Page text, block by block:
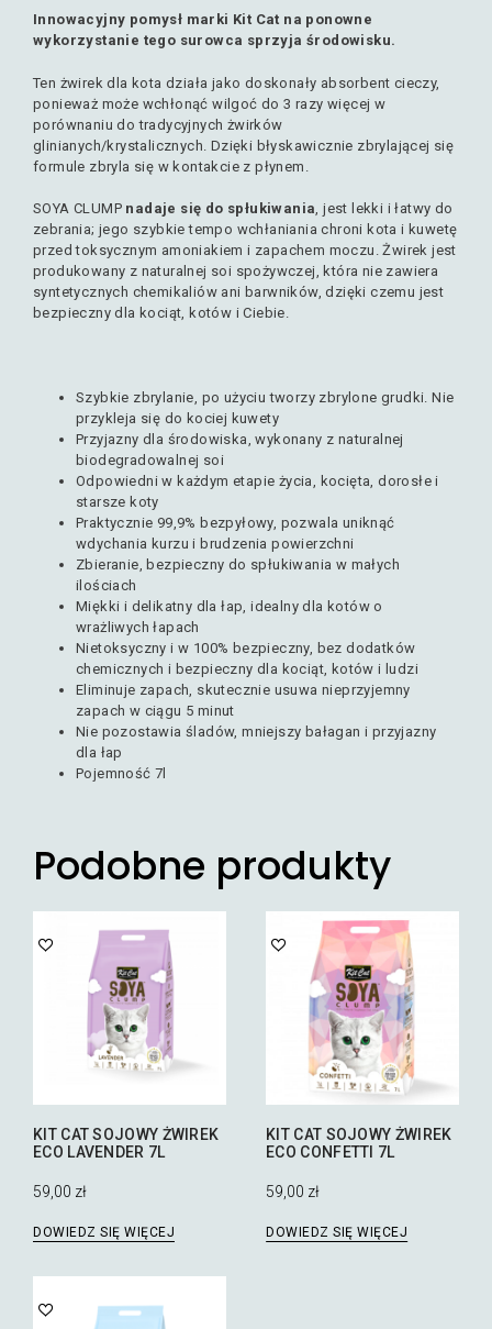
Innowacyjny pomysł marki Kit Cat na ponowne
wykorzystanie tego surowca sprzyja środowisku.
Ten żwirek dla kota działa jako doskonały absorbent cieczy,
ponieważ może wchłonąć wilgoć do 3 razy więcej w
porównaniu do tradycyjnych żwirków
glinianych/krystalicznych. Dzięki błyskawicznie zbrylającej się
formule zbryla się w kontakcie z płynem.
SOYA CLUMP nadaje się do spłukiwania, jest lekki i łatwy do
zebrania; jego szybkie tempo wchłaniania chroni kota i kuwetę
przed toksycznym amoniakiem i zapachem moczu. Żwirek jest
produkowany z naturalnej soi spożywczej, która nie zawiera
syntetycznych chemikaliów ani barwników, dzięki czemu jest
bezpieczny dla kociąt, kotów i Ciebie.
Szybkie zbrylanie, po użyciu tworzy zbrylone grudki. Nie
przykleja się do kociej kuwety
Przyjazny dla środowiska, wykonany z naturalnej
biodegradowalnej soi
Odpowiedni w każdym etapie życia, kocięta, dorosłe i
starsze koty
Praktycznie 99,9% bezpyłowy, pozwala uniknąć
wdychania kurzu i brudzenia powierzchni
Zbieranie, bezpieczny do spłukiwania w małych
ilościach
Miękki i delikatny dla łap, idealny dla kotów o
wrażliwych łapach
Nietoksyczny i w 100% bezpieczny, bez dodatków
chemicznych i bezpieczny dla kociąt, kotów i ludzi
Eliminuje zapach, skutecznie usuwa nieprzyjemny
zapach w ciągu 5 minut
Nie pozostawia śladów, mniejszy bałagan i przyjazny
dla łap
Pojemność 7l
Podobne produkty
KIT CAT SOJOWY ŻWIREK
ECO LAVENDER 7L
59,00 zł
DOWIEDZ SIĘ WIĘCEJ
KIT CAT SOJOWY ŻWIREK
ECO CONFETTI 7L
59,00 zł
DOWIEDZ SIĘ WIĘCEJ